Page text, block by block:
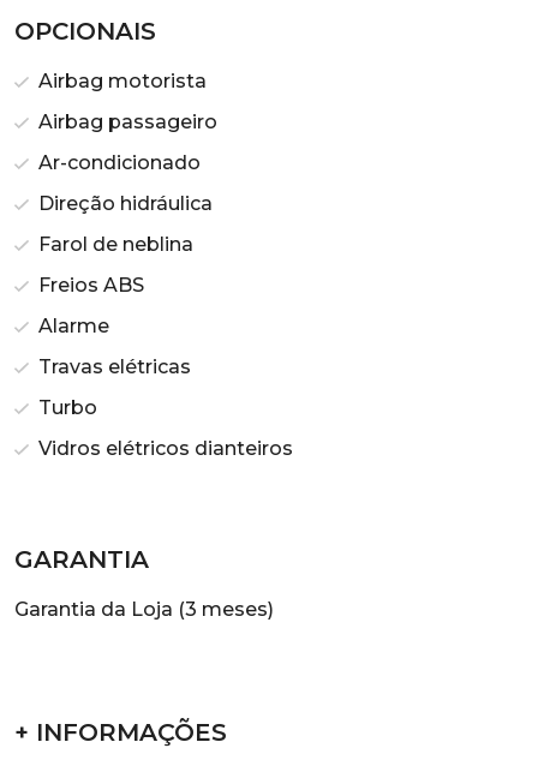
OPCIONAIS
Airbag motorista
Airbag passageiro
Ar-condicionado
Direção hidráulica
Farol de neblina
Freios ABS
Alarme
Travas elétricas
Turbo
Vidros elétricos dianteiros
GARANTIA
Garantia da Loja (3 meses)
+ INFORMAÇÕES